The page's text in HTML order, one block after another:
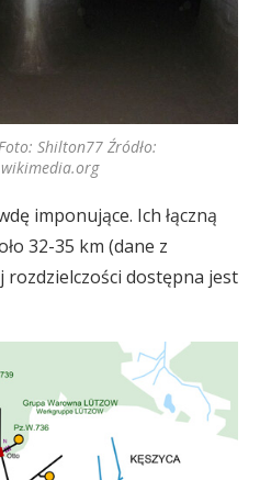
Shilton77 Źródło:
imponujące. Ich łączną
32-35 km (dane z
rozdzielczości dostępna jest